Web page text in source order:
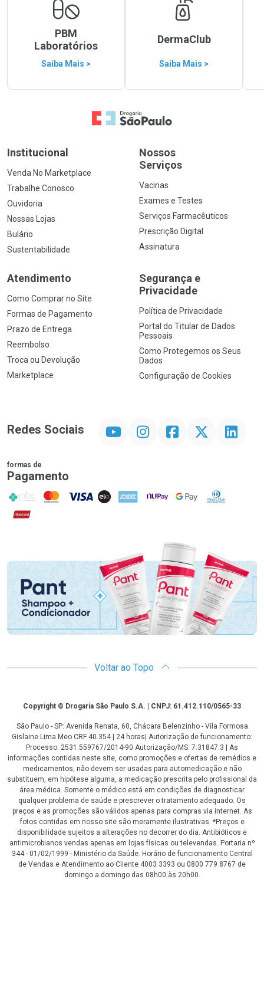
PBM
Laboratórios
Saiba Mais >
DermaClub
Saiba Mais >
Ir para a Home
Institucional
Venda No Marketplace
Trabalhe Conosco
Ouvidoria
Nossas Lojas
Bulário
Sustentabilidade
Nossos
Serviços
Vacinas
Exames e Testes
Serviços Farmacêuticos
Prescrição Digital
Assinatura
Atendimento
Como Comprar no Site
Formas de Pagamento
Prazo de Entrega
Reembolso
Troca ou Devolução
Marketplace
Segurança e
Privacidade
Política de Privacidade
Portal do Titular de Dados
Pessoais
Como Protegemos os Seus
Dados
Configuração de Cookies
Redes Sociais InstagramFacebookTwitter Linkedin
formas de
Pagamento
PIX MasterCard
VISA ELO AMEX NuPay Google PayDiners Club
Hipercard
Promoção em Destaque
Voltar ao Topo
CopyrightCopyright © Drogaria São Paulo S.A. | CNPJ: 61.412.110/0565-33
São Paulo - SP: Avenida Renata, 60, Chácara Belenzinho - Vila Formosa
Gislaine Lima Meo CRF 40.354 | 24 horas| Autorização de funcionamento:
Processo: 2531.559767/2014-90 Autorização/MS: 7.31847.3 | As
informações contidas neste site, como promoções e ofertas de remédios e
medicamentos, não devem ser usadas para automedicação e não
substituem, em hipótese alguma, a medicação prescrita pelo profissional da
área médica. Somente o médico está em condições de diagnosticar
qualquer problema de saúde e prescrever o tratamento adequado. Os
preços e as promoções são válidos apenas para compras via internet. As
fotos contidas em nosso site são meramente ilustrativas. *Preços e
disponibilidade sujeitos a alterações no decorrer do dia. Antibióticos e
antimicrobianos vendas apenas em lojas físicas ou televendas. Portaria nº
344 - 01/02/1999 - Ministério da Saúde. Horário de funcionamento Central
de Vendas e Atendimento ao Cliente 4003 3393 ou 0800 779 8767 de
domingo a domingo das 08h00 às 20h00.